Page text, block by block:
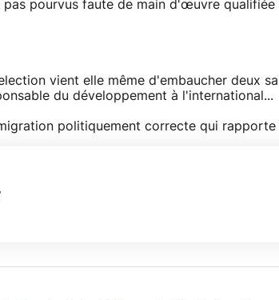
pourvus faute de main d'œuvre
vient elle même d'embaucher deux
du développement à l'international...
politiquement correcte qui rapporte